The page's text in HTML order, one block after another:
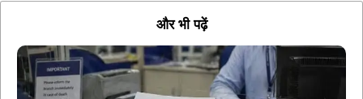
और भी पढ़ें